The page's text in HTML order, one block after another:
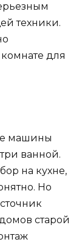
техники.
для
машины
ванной.
на кухне,
Но
старой